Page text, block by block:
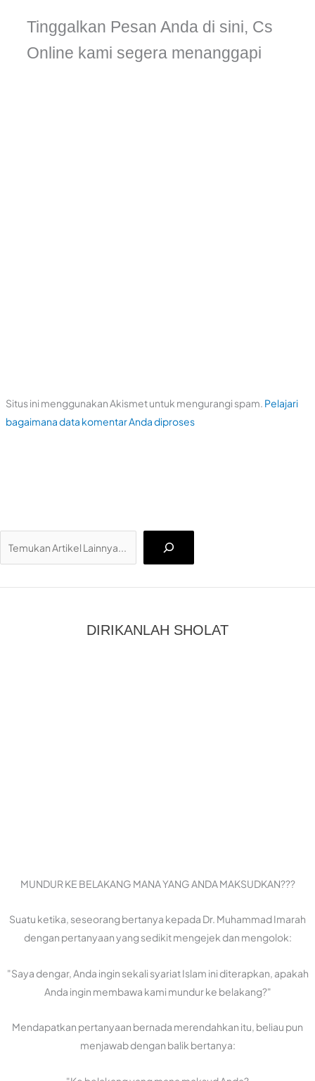
Tinggalkan Pesan Anda di sini, Cs
Online kami segera menanggapi
Situs ini menggunakan Akismet untuk mengurangi spam. Pelajari
bagaimana data komentar Anda diproses
DIRIKANLAH SHOLAT
MUNDUR KE BELAKANG MANA YANG ANDA MAKSUDKAN???
Suatu ketika, seseorang bertanya kepada Dr. Muhammad Imarah
dengan pertanyaan yang sedikit mengejek dan mengolok:
"Saya dengar, Anda ingin sekali syariat Islam ini diterapkan, apakah
Anda ingin membawa kami mundur ke belakang?"
Mendapatkan pertanyaan bernada merendahkan itu, beliau pun
menjawab dengan balik bertanya: